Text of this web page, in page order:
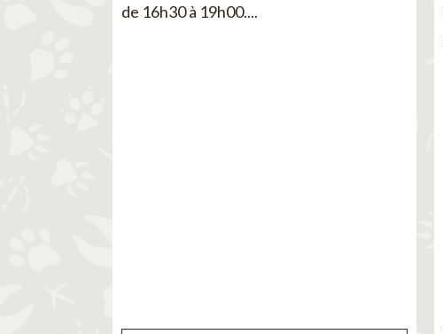
de 16h30 à 19h00....